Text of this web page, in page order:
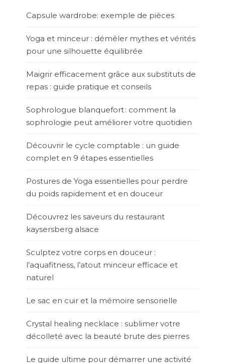
Capsule wardrobe: exemple de pièces
Yoga et minceur : démêler mythes et vérités
pour une silhouette équilibrée
Maigrir efficacement grâce aux substituts de
repas : guide pratique et conseils
Sophrologue blanquefort : comment la
sophrologie peut améliorer votre quotidien
Découvrir le cycle comptable : un guide
complet en 9 étapes essentielles
Postures de Yoga essentielles pour perdre
du poids rapidement et en douceur
Découvrez les saveurs du restaurant
kaysersberg alsace
Sculptez votre corps en douceur :
l’aquafitness, l’atout minceur efficace et
naturel
Le sac en cuir et la mémoire sensorielle
Crystal healing necklace : sublimer votre
décolleté avec la beauté brute des pierres
Le guide ultime pour démarrer une activité